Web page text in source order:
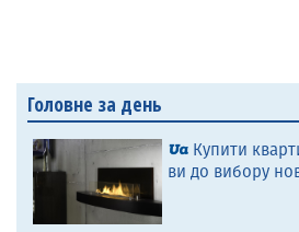
Головне за день
Купити
ви до вибору